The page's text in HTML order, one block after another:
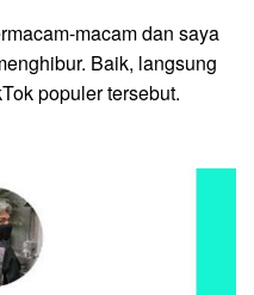
macam dan saya
Baik, langsung
populer tersebut.